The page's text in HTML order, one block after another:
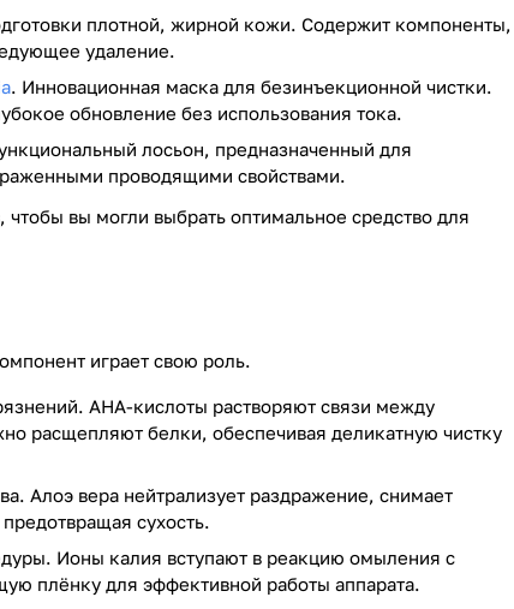
плотной, жирной кожи. Содержит компоненты,
удаление.
. Инновационная маска для безинъекционной чистки.
обновление без использования тока.
лосьон, предназначенный для
проводящими свойствами.
вы могли выбрать оптимальное средство для
играет свою роль.
AHA-кислоты растворяют связи между
расщепляют белки, обеспечивая деликатную чистку
Алоэ вера нейтрализует раздражение, снимает
сухость.
Ионы калия вступают в реакцию омыления с
плёнку для эффективной работы аппарата.